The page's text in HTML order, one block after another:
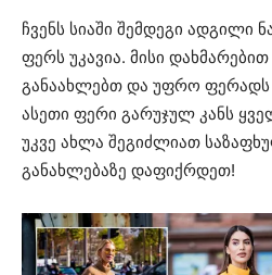
ჩვენს სიაში შემდეგი ადგილი
ფერს უკავია. მისი
განაახლებთ და უფრო ფერადს
ასეთი ფერი გარუჯულ კანს
უკვე ახლა შეგიძლიათ
განახლებაზე დაფიქრდეთ!